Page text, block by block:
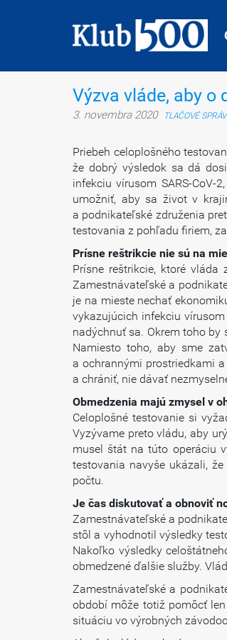
Výzva vláde, aby
3. novembra 2020 TLAČOVÉ
Priebeh celoplošného
že dobrý výsledok sa dá
infekciu vírusom SARS-
umožniť, aby sa život v
a podnikateľské združenia
testovania z pohľadu firiem,
Prísne reštrikcie nie sú na
Prísne reštrikcie, ktoré
Zamestnávateľské a
je na mieste nechať
vykazujúcich infekciu
nadýchnuť sa. Okrem toho
Namiesto toho, aby sme
a ochrannými prostriedkami
a chrániť, nie dávať
Obmedzenia majú zmysel v
Celoplošné testovanie si
Vyzývame preto vládu, aby
musel štát na túto operáciu
testovania navyše ukázali,
počtu.
Je čas diskutovať a obnoviť
Zamestnávateľské a
stôl a vyhodnotil výsledky
Nakoľko výsledky
obmedzené ďalšie služby.
Zamestnávateľské a
období môže totiž pomôcť
situáciu vo výrobných